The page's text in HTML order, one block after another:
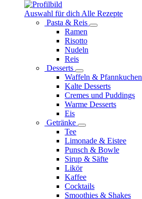
Auswahl für dich Alle Rezepte
Pasta & Reis
Ramen
Risotto
Nudeln
Reis
Desserts
Waffeln & Pfannkuchen
Kalte Desserts
Cremes und Puddings
Warme Desserts
Eis
Getränke
Tee
Limonade & Eistee
Punsch & Bowle
Sirup & Säfte
Likör
Kaffee
Cocktails
Smoothies & Shakes